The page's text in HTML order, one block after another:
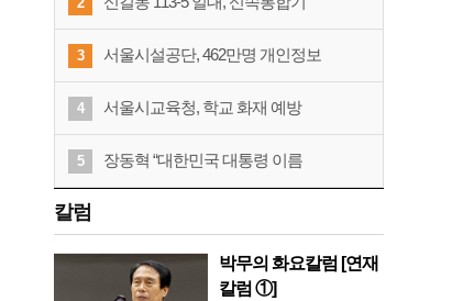
3 서울시설공단, 462만명 개인정보
4 서울시교육청, 학교 화재 예방
5 장동혁 “대한민국 대통령 이름
칼럼
박무의 화요칼럼 [연재
칼럼 ①]